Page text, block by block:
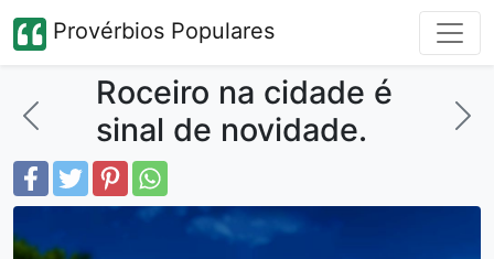
Provérbios Populares
Roceiro na cidade é
sinal de novidade.